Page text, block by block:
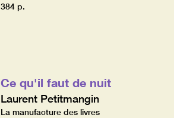
384 p.
Ce qu'il faut de nuit
Laurent Petitmangin
La manufacture des livres